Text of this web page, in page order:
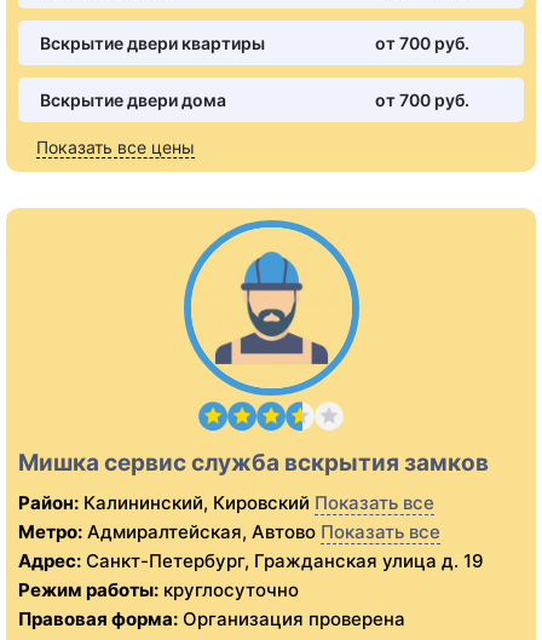
Вскрытие двери квартиры от 700 pуб.
Вскрытие двери дома от 700 pуб.
Показать все цены
Мишка сервис служба вскрытия замков
Район: Калининский, Кировский Показать все
Метро: Адмиралтейская, Автово Показать все
Адрес: Санкт-Петербург, Гражданская улица д. 19
Режим работы: круглосуточно
Правовая форма: Организация проверена